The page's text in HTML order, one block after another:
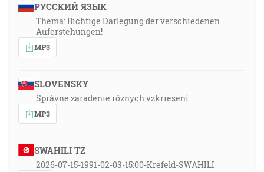
РУССКИЙ ЯЗЫК
Thema: Richtige Darlegung der verschiedenen
Auferstehungen!
MP3
SLOVENSKY
Správne zaradenie rôznych vzkriesení
MP3
SWAHILI TZ
2026-07-15-1991-02-03-15:00-Krefeld-SWAHILI